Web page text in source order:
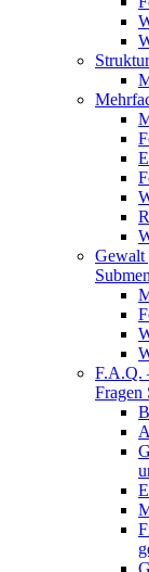
Gewalt
F.A.Q.
Fragen